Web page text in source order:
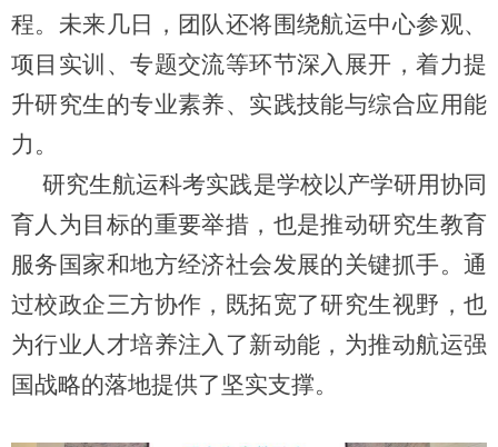
程。未来几日，团队还将围绕航运中心参观、
项目实训、专题交流等环节深入展开，着力提
升研究生的专业素养、实践技能与综合应用能
力。
研究生航运科考实践是学校以产学研用协同
育人为目标的重要举措，也是推动研究生教育
服务国家和地方经济社会发展的关键抓手。通
过校政企三方协作，既拓宽了研究生视野，也
为行业人才培养注入了新动能，为推动航运强
国战略的落地提供了坚实支撑。